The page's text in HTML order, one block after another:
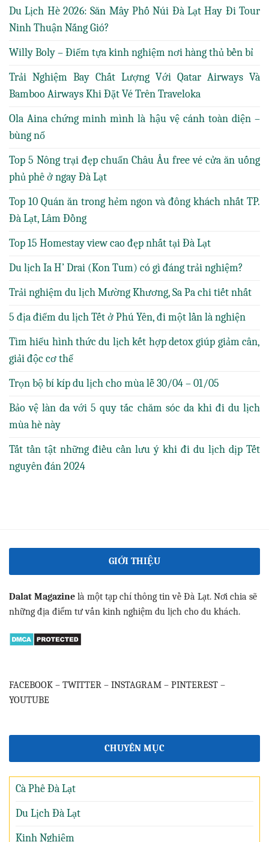
Du Lịch Hè 2026: Săn Mây Phố Núi Đà Lạt Hay Đi Tour
Ninh Thuận Nắng Gió?
Willy Boly – Điểm tựa kinh nghiệm nơi hàng thủ bền bỉ
Trải Nghiệm Bay Chất Lượng Với Qatar Airways Và
Bamboo Airways Khi Đặt Vé Trên Traveloka
Ola Aina chứng minh mình là hậu vệ cánh toàn diện –
bùng nổ
Top 5 Nông trại đẹp chuẩn Châu Âu free vé cửa ăn uống
phủ phê ở ngay Đà Lạt
Top 10 Quán ăn trong hẻm ngon và đông khách nhất TP.
Đà Lạt, Lâm Đồng
Top 15 Homestay view cao đẹp nhất tại Đà Lạt
Du lịch Ia H’ Drai (Kon Tum) có gì đáng trải nghiệm?
Trải nghiệm du lịch Mường Khương, Sa Pa chi tiết nhất
5 địa điểm du lịch Tết ở Phú Yên, đi một lần là nghiện
Tìm hiểu hình thức du lịch kết hợp detox giúp giảm cân,
giải độc cơ thể
Trọn bộ bí kíp du lịch cho mùa lễ 30/04 – 01/05
Bảo vệ làn da với 5 quy tắc chăm sóc da khi đi du lịch
mùa hè này
Tất tần tật những điều cần lưu ý khi đi du lịch dịp Tết
nguyên đán 2024
GIỚI THIỆU
Dalat Magazine là một tạp chí thông tin về Đà Lạt. Nơi chia sẽ
những địa điểm tư vấn kinh nghiệm du lịch cho du khách.
FACEBOOK – TWITTER – INSTAGRAM – PINTEREST –
YOUTUBE
CHUYÊN MỤC
Cà Phê Đà Lạt
Du Lịch Đà Lạt
Kinh Nghiệm